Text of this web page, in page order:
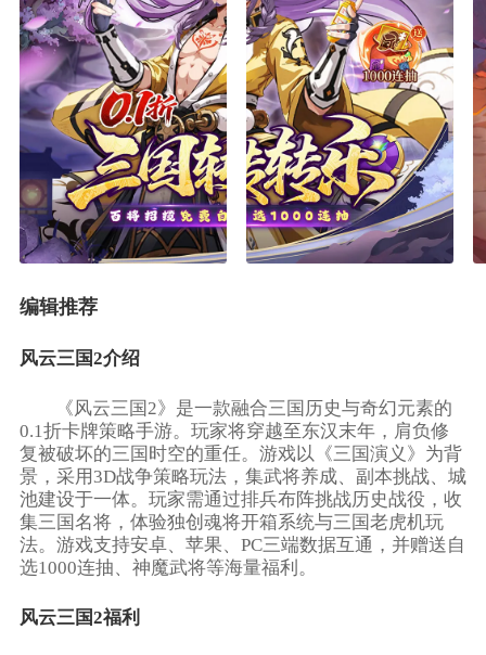
编辑推荐
风云三国2介绍
《风云三国2》是一款融合三国历史与奇幻元素的
0.1折卡牌策略手游。玩家将穿越至东汉末年，肩负修
复被破坏的三国时空的重任。游戏以《三国演义》为背
景，采用3D战争策略玩法，集武将养成、副本挑战、城
池建设于一体。玩家需通过排兵布阵挑战历史战役，收
集三国名将，体验独创魂将开箱系统与三国老虎机玩
法。游戏支持安卓、苹果、PC三端数据互通，并赠送自
选1000连抽、神魔武将等海量福利。
风云三国2福利